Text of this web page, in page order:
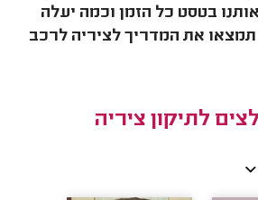
בטסט כל הזמן וכמה יעלה
את המדריך לציריה לרכב
לתיקון ציריה